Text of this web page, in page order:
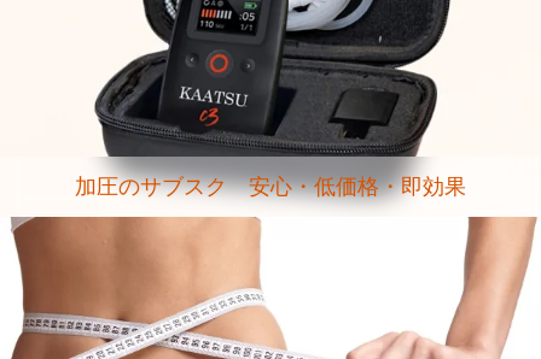
加圧のサブスク 安心・低価格・即効果